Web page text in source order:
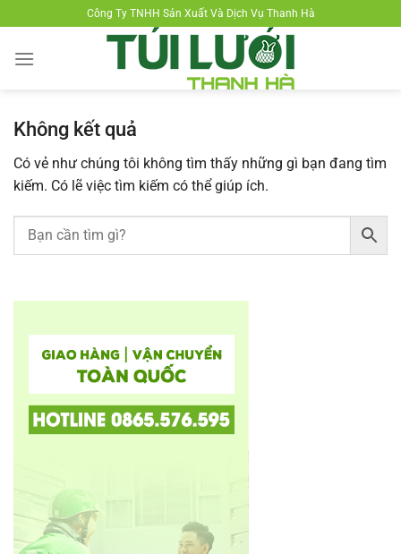
đến
nội
Công Ty TNHH Sản Xuất Và Dịch Vụ Thanh Hà
Không kết quả
Có vẻ như chúng tôi không tìm thấy những gì bạn đang tìm
kiếm. Có lẽ việc tìm kiếm có thể giúp ích.